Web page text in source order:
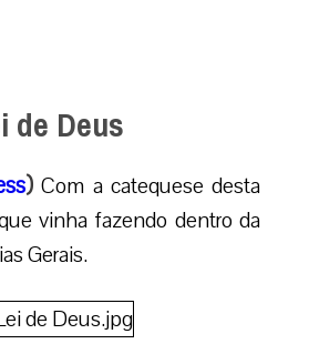
Deus
) Com a catequese desta
vinha fazendo dentro da
Gerais.